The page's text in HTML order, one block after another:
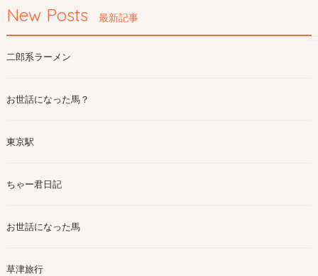
New Posts 最新記事
二郎系ラーメン
お世話になった馬？
東京駅
ちゃー君日記
お世話になった馬
草津旅行